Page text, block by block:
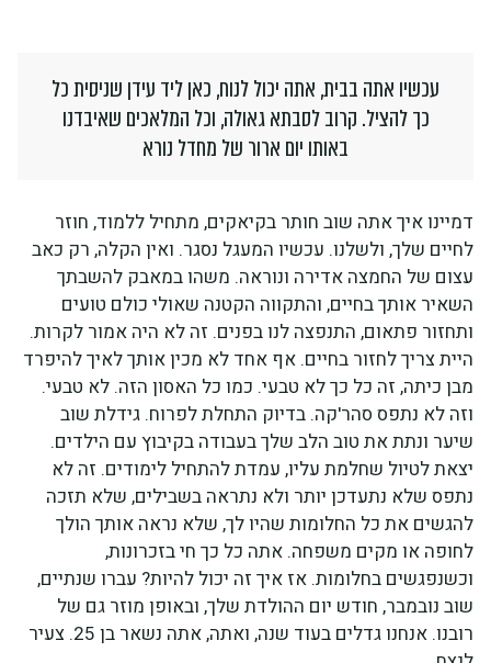
עכשיו אתה בבית, אתה יכול לנוח, כאן ליד עידן שניסית כל
כך להציל. קרוב לסבתא גאולה, וכל המלאכים שאיבדנו
באותו יום ארור של מחדל נורא
דמיינו איך אתה שוב חותר בקיאקים, מתחיל ללמוד, חוזר
לחיים שלך, ולשלנו. עכשיו המעגל נסגר. ואין הקלה, רק כאב
עצום של החמצה אדירה ונוראה. משהו במאבק להשבתך
השאיר אותך בחיים, והתקווה הקטנה שאולי כולם טועים
ותחזור פתאום, התנפצה לנו בפנים. זה לא היה אמור לקרות.
היית צריך לחזור בחיים. אף אחד לא מכין אותך לאיך להיפרד
מבן כיתה, זה כל כך לא טבעי. כמו כל האסון הזה. לא טבעי.
וזה לא נתפס סהר'קה. בדיוק התחלת לפרוח. גידלת שוב
שיער ונתת את טוב הלב שלך בעבודה בקיבוץ עם הילדים.
יצאת לטיול שחלמת עליו, עמדת להתחיל לימודים. זה לא
נתפס שלא נתעדכן יותר ולא נתראה בשבילים, שלא תזכה
להגשים את כל החלומות שהיו לך, שלא נראה אותך הולך
לחופה או מקים משפחה. אתה כל כך חי בזכרונות,
וכשנפגשים בחלומות. אז איך זה יכול להיות? עברו שנתיים,
שוב נובמבר, חודש יום ההולדת שלך, ובאופן מוזר גם של
רובנו. אנחנו גדלים בעוד שנה, ואתה, אתה נשאר בן 25. צעיר